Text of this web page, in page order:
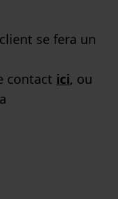
se fera un
contact ici, ou